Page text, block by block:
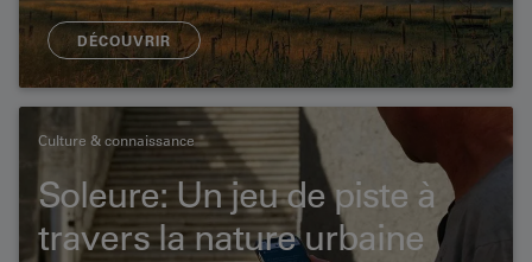
DÉCOUVRIR
Culture & connaissance
Soleure: Un jeu de piste à
travers la nature urbaine